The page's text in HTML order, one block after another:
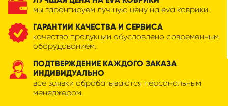
мы гарантируем лучшую цену на eva коврики.
ГАРАНТИИ КАЧЕСТВА И СЕРВИСА
качество продукции обусловлено современным
оборудованием.
ПОДТВЕРЖДЕНИЕ КАЖДОГО ЗАКАЗА
ИНДИВИДУАЛЬНО
все заявки обрабатываются персональным
менеджером.